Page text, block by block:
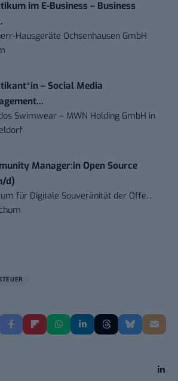
im E-Business – Business
Hausgeräte Ochsenhausen GmbH
– Social Media
Swimwear – MWN Holding GmbH in
Manager:in Open Source
d)
für Digitale Souveränität der Öffe...